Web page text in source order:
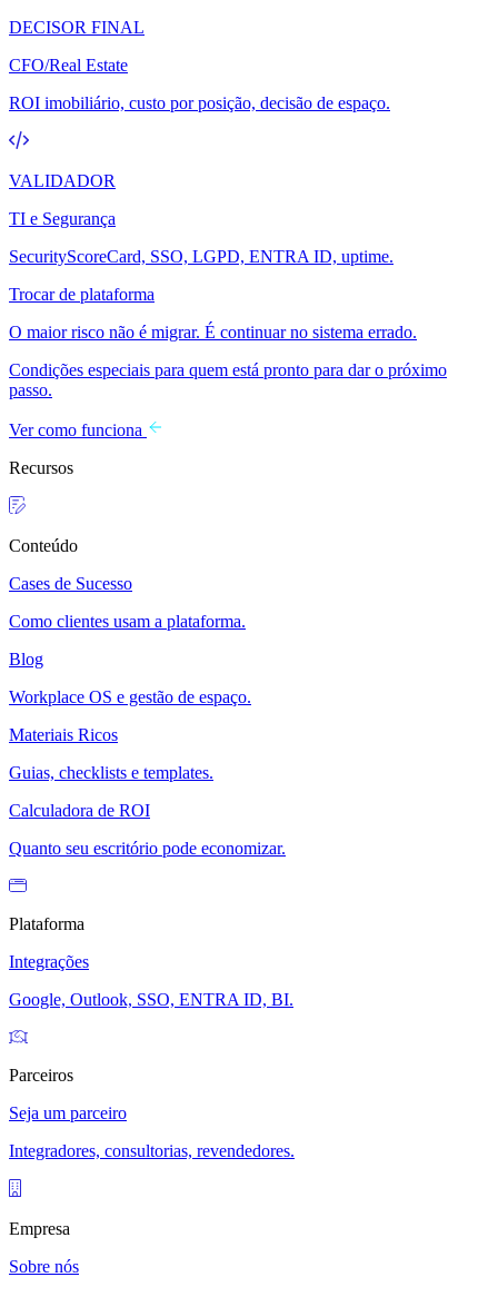
DECISOR FINAL
CFO/Real Estate
ROI imobiliário, custo por posição, decisão de espaço.
VALIDADOR
TI e Segurança
SecurityScoreCard, SSO, LGPD, ENTRA ID, uptime.
Trocar de plataforma
O maior risco não é migrar. É continuar no sistema errado.
Condições especiais para quem está pronto para dar o próximo
passo.
Ver como funciona
Recursos
Conteúdo
Cases de Sucesso
Como clientes usam a plataforma.
Blog
Workplace OS e gestão de espaço.
Materiais Ricos
Guias, checklists e templates.
Calculadora de ROI
Quanto seu escritório pode economizar.
Plataforma
Integrações
Google, Outlook, SSO, ENTRA ID, BI.
Parceiros
Seja um parceiro
Integradores, consultorias, revendedores.
Empresa
Sobre nós